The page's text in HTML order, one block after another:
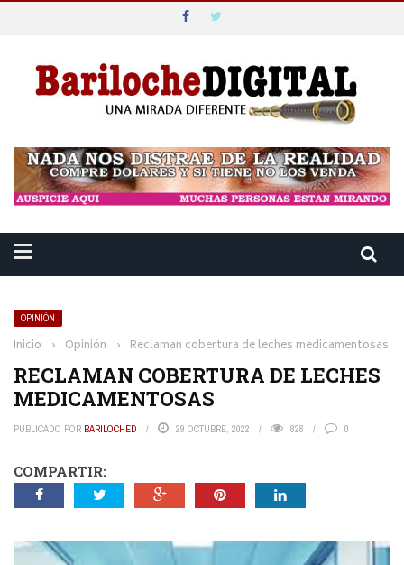
OPINIÓN
Inicio › Opinión › Reclaman cobertura de leches medicamentosas
RECLAMAN COBERTURA DE LECHES
MEDICAMENTOSAS
PUBLICADO POR BARILOCHED 29 OCTUBRE, 2022 828 0
COMPARTIR: